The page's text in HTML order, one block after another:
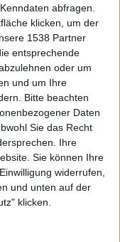
abfragen.
klicken, um der
1538 Partner
entsprechende
oder um
und um Ihre
Bitte beachten
Daten
Sie das Recht
Ihre
Sie können Ihre
widerrufen,
und unten auf der
klicken.
em-up und soll
bislang
ein Video zum
Anhang.
enthielt ein
mehr gibt.